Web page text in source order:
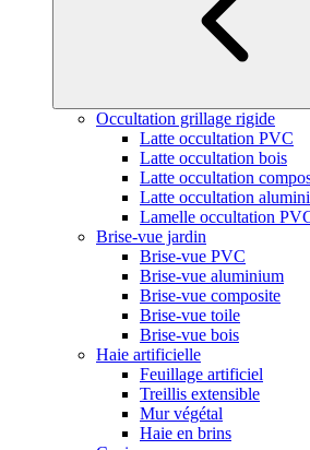
Occultation grillage rigide
Latte occultation PVC
Latte occultation bois
Latte occultation
Latte occultation
Lamelle occultation
Brise-vue jardin
Brise-vue PVC
Brise-vue aluminium
Brise-vue composite
Brise-vue toile
Brise-vue bois
Haie artificielle
Feuillage artificiel
Treillis extensible
Mur végétal
Haie en brins